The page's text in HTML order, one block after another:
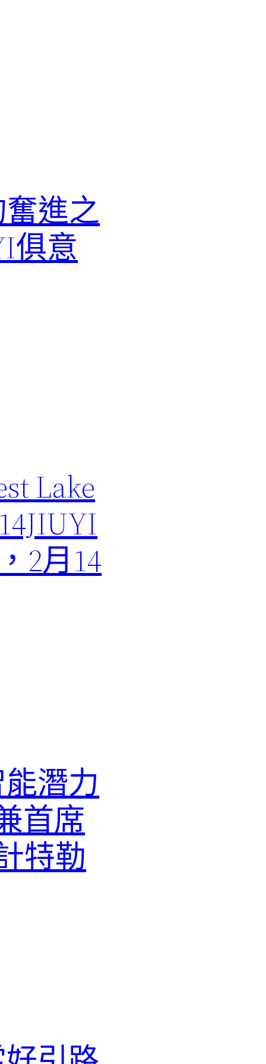
奮進之
俱意
Lake
2月14
潛力
首席
特勒